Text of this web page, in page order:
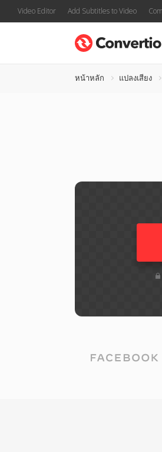
Video Editor Add Subtitles to Video
หน้าหลัก แปลงเสียง